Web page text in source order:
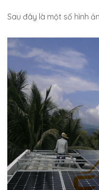
Sau đây là một số hình